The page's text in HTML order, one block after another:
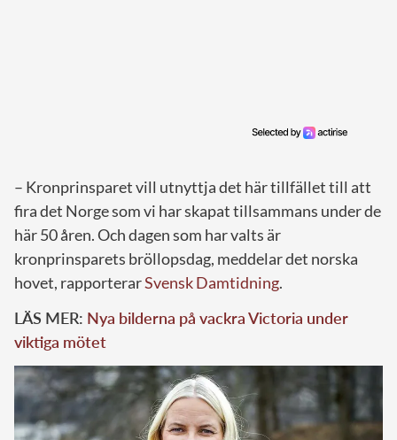
– Kronprinsparet vill utnyttja det här tillfället till att
fira det Norge som vi har skapat tillsammans under de
här 50 åren. Och dagen som har valts är
kronprinsparets bröllopsdag, meddelar det norska
hovet, rapporterarSvensk Damtidning.
LÄS MER: Nya bilderna på vackra Victoria under
viktiga mötet